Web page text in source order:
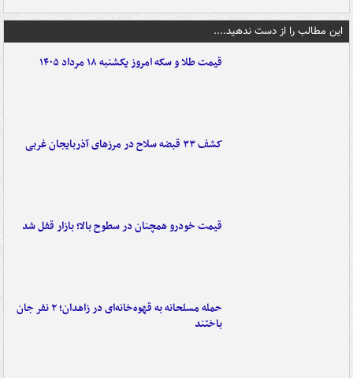
این مطالب را از دست ندهید....
قیمت طلا و سکه امروز یکشنبه ۱۸ مرداد ۱۴۰۵
کشف ۳۳ قبضه سلاح در مرزهای آذربایجان غربی
قیمت خودرو همچنان در سطوح بالا؛ بازار قفل شد
حمله مسلحانه به قهوه‌خانه‌ای در زاهدان؛ ۲ نفر جان
باختند